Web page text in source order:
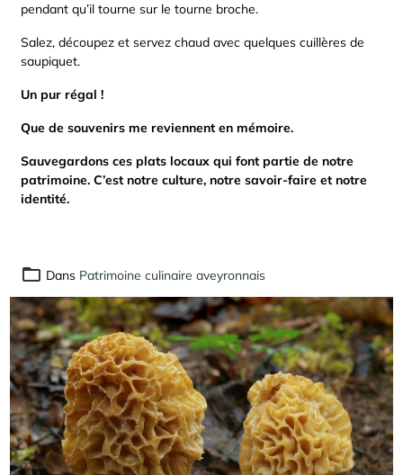
pendant qu’il tourne sur le tourne broche.
Salez, découpez et servez chaud avec quelques cuillères de
saupiquet.
Un pur régal !
Que de souvenirs me reviennent en mémoire.
Sauvegardons ces plats locaux qui font partie de notre
patrimoine. C’est notre culture, notre savoir-faire et notre
identité.
Dans Patrimoine culinaire aveyronnais